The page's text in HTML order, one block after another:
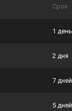
Срок
1 день
2 дня
7 дней
5 дней